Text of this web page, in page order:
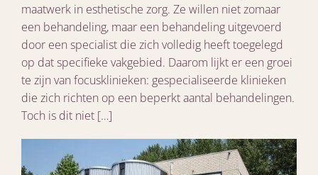
maatwerk in esthetische zorg. Ze willen niet zomaar
een behandeling, maar een behandeling uitgevoerd
door een specialist die zich volledig heeft toegelegd
op dat specifieke vakgebied. Daarom lijkt er een groei
te zijn van focusklinieken: gespecialiseerde klinieken
die zich richten op een beperkt aantal behandelingen.
Toch is dit niet […]